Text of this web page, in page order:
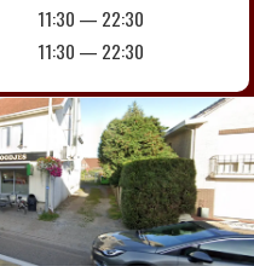
11:30 — 22:30
11:30 — 22:30